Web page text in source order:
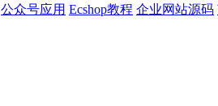
公众号应用 Ecshop教程 企业网站源码